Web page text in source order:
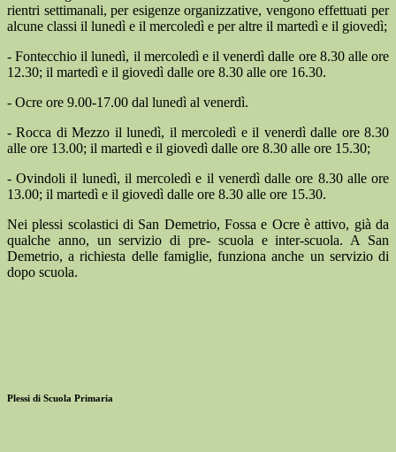
rientri settimanali, per esigenze organizzative, vengono effettuati per
alcune classi il lunedì e il mercoledì e per altre il martedì e il giovedì;
- Fontecchio il lunedì, il mercoledì e il venerdì dalle ore 8.30 alle ore
12.30; il martedì e il giovedì dalle ore 8.30 alle ore 16.30.
- Ocre ore 9.00-17.00 dal lunedì al venerdì.
- Rocca di Mezzo il lunedì, il mercoledì e il venerdì dalle ore 8.30
alle ore 13.00; il martedì e il giovedì dalle ore 8.30 alle ore 15.30;
- Ovindoli il lunedì, il mercoledì e il venerdì dalle ore 8.30 alle ore
13.00; il martedì e il giovedì dalle ore 8.30 alle ore 15.30.
Nei plessi scolastici di San Demetrio, Fossa e Ocre è attivo, già da
qualche anno, un servizio di pre- scuola e inter-scuola. A San
Demetrio, a richiesta delle famiglie, funziona anche un servizio di
dopo scuola.
Plessi di Scuola Primaria